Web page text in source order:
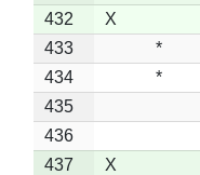
432
X
433
*
434
*
435
436
437
X